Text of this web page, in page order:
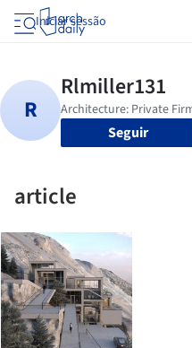
Iniciar sessão
Seguir
article